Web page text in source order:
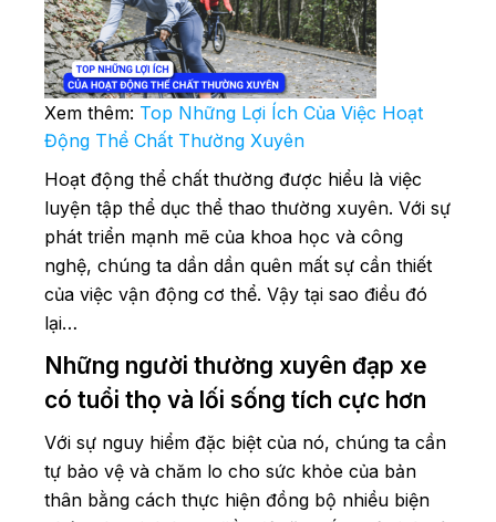
Xem thêm: Top Những Lợi Ích Của Việc Hoạt
Động Thể Chất Thường Xuyên
Hoạt động thể chất thường được hiểu là việc
luyện tập thể dục thể thao thường xuyên. Với sự
phát triển mạnh mẽ của khoa học và công
nghệ, chúng ta dần dần quên mất sự cần thiết
của việc vận động cơ thể. Vậy tại sao điều đó
lại…
Những người thường xuyên đạp xe
có tuổi thọ và lối sống tích cực hơn
Với sự nguy hiểm đặc biệt của nó, chúng ta cần
tự bảo vệ và chăm lo cho sức khỏe của bản
thân bằng cách thực hiện đồng bộ nhiều biện